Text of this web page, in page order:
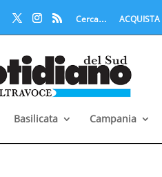
Cerca… ACQUISTA
Basilicata Campania